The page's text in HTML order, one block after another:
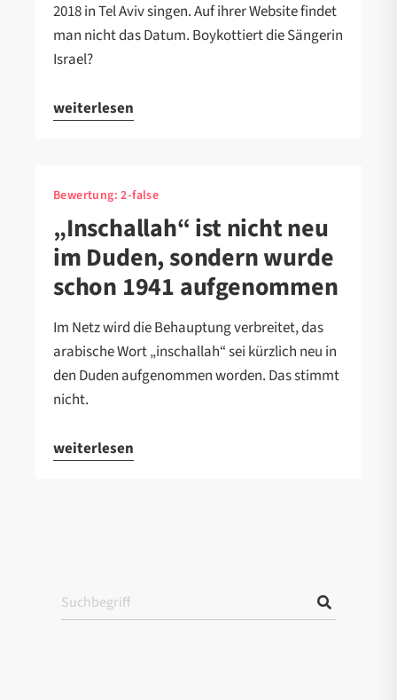
2018 in Tel Aviv singen. Auf ihrer Website findet
man nicht das Datum. Boykottiert die Sängerin
Israel?
weiterlesen
Bewertung:2-false
„Inschallah“ ist nicht neu
im Duden, sondern wurde
schon 1941 aufgenommen
Im Netz wird die Behauptung verbreitet, das
arabische Wort „inschallah“ sei kürzlich neu in
den Duden aufgenommen worden. Das stimmt
nicht.
weiterlesen